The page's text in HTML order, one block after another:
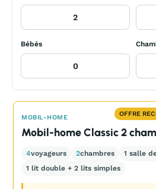
Bébés
OFFRE
MOBIL-HOME
Mobil-home Classic 2
4voyageurs 2chambres
1 salle
1 lit double + 2 lits simples